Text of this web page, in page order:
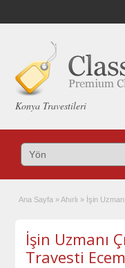
Konya Travestileri
Ana Sayfa » Ahırlı » İşin
İşin Uzmanı
Travesti Ecem